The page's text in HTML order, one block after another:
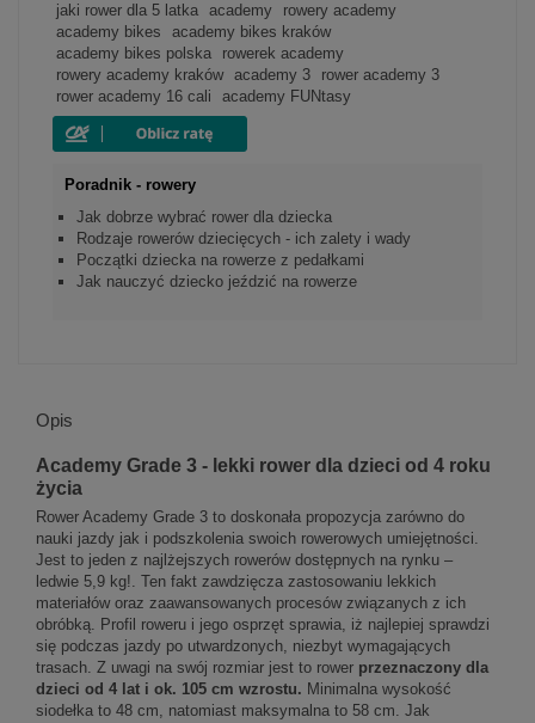
jaki rower dla 5 latka
academy
rowery academy
academy bikes
academy bikes kraków
academy bikes polska
rowerek academy
rowery academy kraków
academy 3
rower academy 3
rower academy 16 cali
academy FUNtasy
Poradnik - rowery
Jak dobrze wybrać rower dla dziecka
Rodzaje rowerów dziecięcych - ich zalety i wady
Początki dziecka na rowerze z pedałkami
Jak nauczyć dziecko jeździć na rowerze
Opis
Academy Grade 3 - lekki rower dla dzieci od 4 roku
życia
Rower Academy Grade 3 to doskonała propozycja zarówno do
nauki jazdy jak i podszkolenia swoich rowerowych umiejętności.
Jest to jeden z najlżejszych rowerów dostępnych na rynku –
ledwie 5,9 kg!. Ten fakt zawdzięcza zastosowaniu lekkich
materiałów oraz zaawansowanych procesów związanych z ich
obróbką. Profil roweru i jego osprzęt sprawia, iż najlepiej sprawdzi
się podczas jazdy po utwardzonych, niezbyt wymagających
trasach. Z uwagi na swój rozmiar jest to rower przeznaczony dla
dzieci od 4 lat i ok. 105 cm wzrostu. Minimalna wysokość
siodełka to 48 cm, natomiast maksymalna to 58 cm. Jak